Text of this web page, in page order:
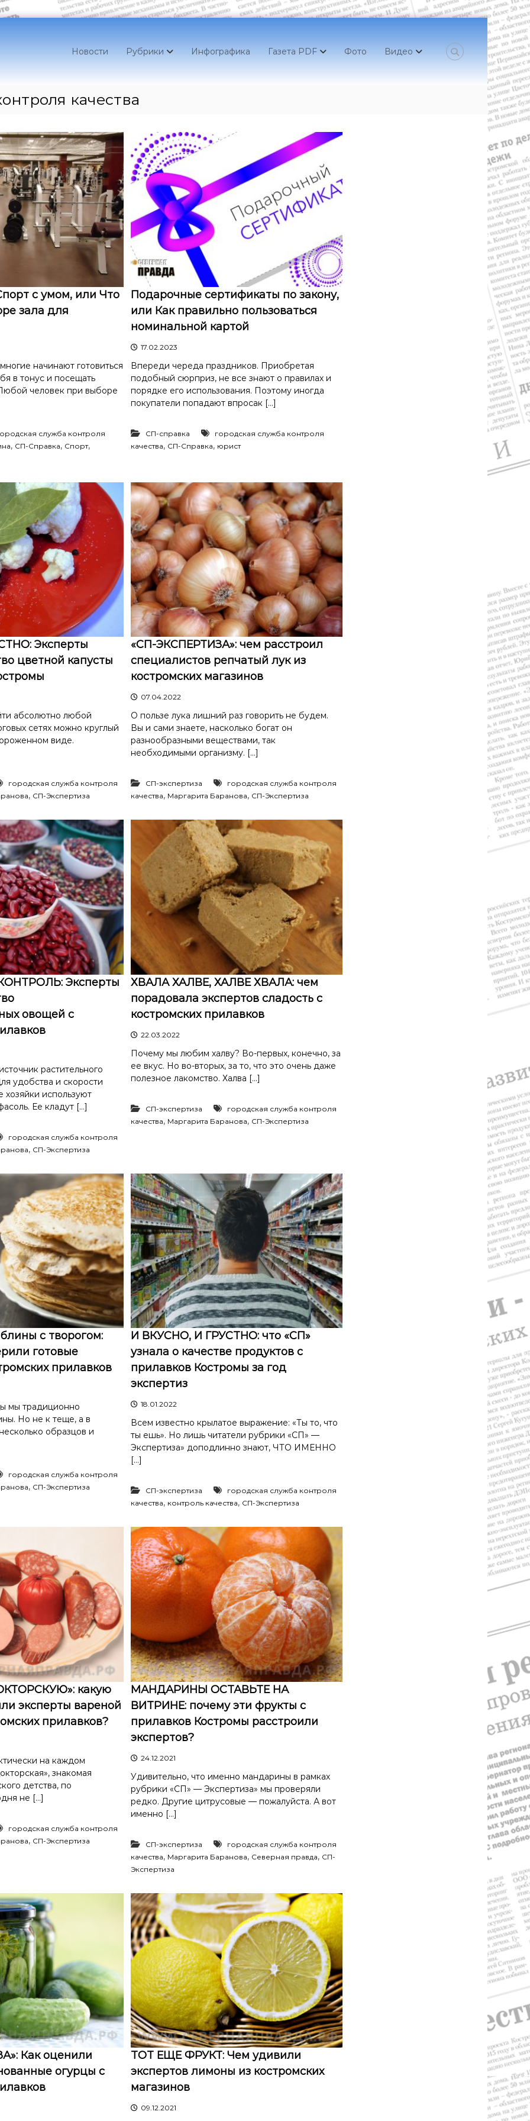
Новости Рубрики Инфографика Газета PDF Фото Видео
качества
с умом, или Что
зала для
начинают готовиться
в тонус и посещать
человек при выборе
служба контроля
, СП-Справка, Спорт,
Подарочные сертификаты по закону,
или Как правильно пользоваться
номинальной картой
17.02.2023
Впереди череда праздников. Приобретая
подобный сюрприз, не все знают о правилах и
порядке его использования. Поэтому иногда
покупатели попадают впросак […]
СП-справка
городская служба контроля
качества, СП-Справка, юрист
Эксперты
цветной капусты
абсолютно любой
сетях можно круглый
виде.
городская служба контроля
, СП-Экспертиза
«СП-ЭКСПЕРТИЗА»: чем расстроил
специалистов репчатый лук из
костромских магазинов
07.04.2022
О пользе лука лишний раз говорить не будем.
Вы и сами знаете, насколько богат он
разнообразными веществами, так
необходимыми организму. […]
СП-экспертиза
городская служба контроля
качества, Маргарита Баранова, СП-Экспертиза
Эксперты
овощей с
растительного
удобства и скорости
используют
Ее кладут […]
городская служба контроля
, СП-Экспертиза
ХВАЛА ХАЛВЕ, ХАЛВЕ ХВАЛА: чем
порадовала экспертов сладость с
костромских прилавков
22.03.2022
Почему мы любим халву? Во-первых, конечно, за
ее вкус. Но во-вторых, за то, что это очень даже
полезное лакомство. Халва […]
СП-экспертиза
городская служба контроля
качества, Маргарита Баранова, СП-Экспертиза
с творогом:
готовые
прилавков
мы традиционно
Но не к теще, а в
образцов и
городская служба контроля
, СП-Экспертиза
И ВКУСНО, И ГРУСТНО: что «СП»
узнала о качестве продуктов с
прилавков Костромы за год
экспертиз
18.01.2022
Всем известно крылатое выражение: «Ты то, что
ты ешь». Но лишь читатели рубрики «СП» —
Экспертиза» доподлинно знают, ЧТО ИМЕННО
[…]
СП-экспертиза
городская служба контроля
качества, контроль качества, СП-Экспертиза
какую
эксперты вареной
прилавков?
на каждом
знакомая
детства, по
не […]
городская служба контроля
, СП-Экспертиза
МАНДАРИНЫ ОСТАВЬТЕ НА
ВИТРИНЕ: почему эти фрукты с
прилавков Костромы расстроили
экспертов?
24.12.2021
Удивительно, что именно мандарины в рамках
рубрики «СП» — Экспертиза» мы проверяли
редко. Другие цитрусовые — пожалуйста. А вот
именно […]
СП-экспертиза
городская служба контроля
качества, Маргарита Баранова, Северная правда, СП-
Экспертиза
Как оценили
огурцы с
ТОТ ЕЩЕ ФРУКТ: Чем удивили
экспертов лимоны из костромских
магазинов
09.12.2021